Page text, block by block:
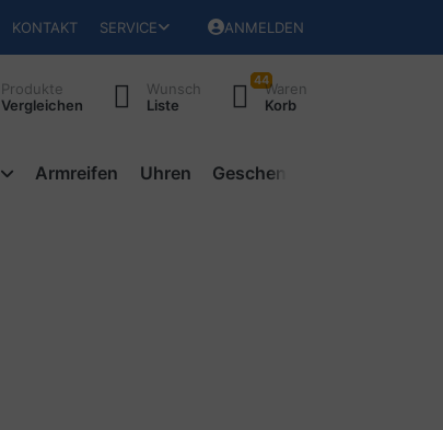
KONTAKT SERVICE ANMELDEN
Produkte
Vergleichen
Wunsch
Liste
44Waren
Korb
Armreifen Uhren Geschenke